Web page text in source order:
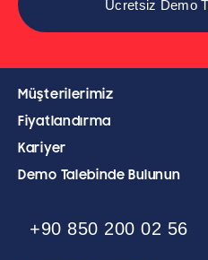
Müşterilerimiz
Fiyatlandırma
Kariyer
Demo Talebinde Bulunun
+90 850 200 02 56